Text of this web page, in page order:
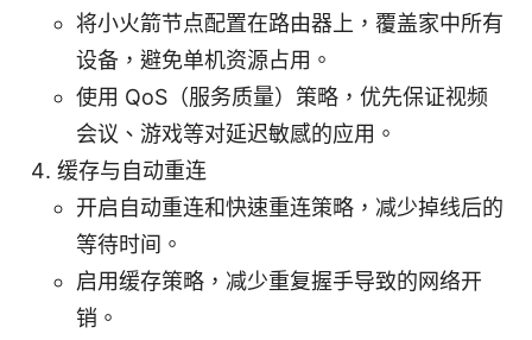
将小火箭节点配置在路由器上，覆盖家中所有
设备，避免单机资源占用。
使用 QoS（服务质量）策略，优先保证视频
会议、游戏等对延迟敏感的应用。
缓存与自动重连
开启自动重连和快速重连策略，减少掉线后的
等待时间。
启用缓存策略，减少重复握手导致的网络开
销。